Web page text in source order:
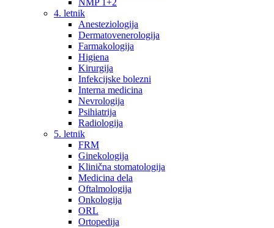
NMP 1+2
4. letnik
Anesteziologija
Dermatovenerologija
Farmakologija
Higiena
Kirurgija
Infekcijske bolezni
Interna medicina
Nevrologija
Psihiatrija
Radiologija
5. letnik
FRM
Ginekologija
Klinična stomatologija
Medicina dela
Oftalmologija
Onkologija
ORL
Ortopedija